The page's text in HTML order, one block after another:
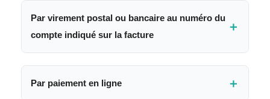
Par virement postal ou bancaire au numéro du
compte indiqué sur la facture
＋
Par paiement en ligne ＋